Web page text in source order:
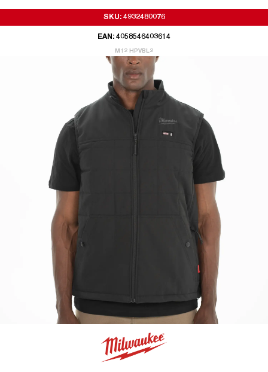
SKU: 4932480076
EAN: 4058546403614
M12 HPVBL2